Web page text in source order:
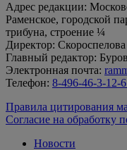
Адрес редакции:
Раменское, городской
трибуна, строение ¼
Директор:
Главный редактор:
Электронная почта:
Телефон: 8-496-46-3-12-
Правила цитирования
Согласие на обработку
Новости